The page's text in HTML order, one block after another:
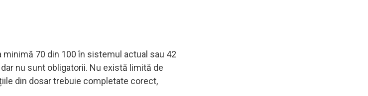
70 din 100 în sistemul actual sau 42
nu sunt obligatorii. Nu există limită de
din dosar trebuie completate corect,